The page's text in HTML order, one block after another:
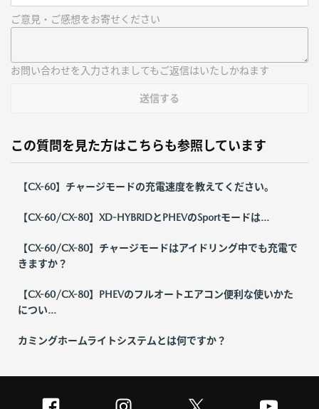
ご意見・ご感想をお寄せください
お問い合わせを入力されましてもご返信はいたしかねます
送信する
この質問を見た方はこちらも参照しています
【CX-60】チャージモードの充電速度を教えてください。
【CX-60/CX-80】XD-HYBRIDとPHEVのSportモードは...
【CX-60/CX-80】チャージモードはアイドリング中でも充電で
きますか？
【CX-60/CX-80】PHEVのフルオートエアコン便利な使いかた
につい...
カミングホームライトシステムとは何ですか？